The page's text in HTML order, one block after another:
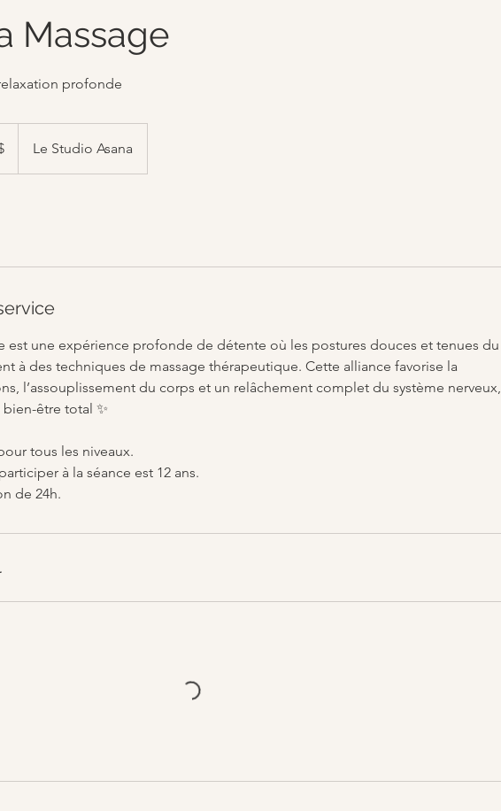
Massage
profonde
Le Studio Asana
est une expérience profonde de détente où les postures douces et tenues du
à des techniques de massage thérapeutique. Cette alliance favorise la
l’assouplissement du corps et un relâchement complet du système nerveux,
être total ✨
tous les niveaux.
à la séance est 12 ans.
de 24h.